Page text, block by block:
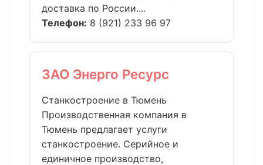
доставка по России....
Телефон: 8 (921) 233 96 97
ЗАО Энерго Ресурс
Станкостроение в Тюмень
Производственная компания в
Тюмень предлагает услуги
станкостроение. Серийное и
единичное производство,